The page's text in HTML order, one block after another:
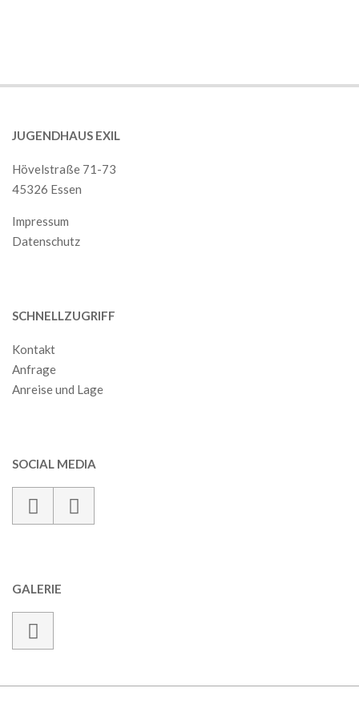
12-
JUGENDHAUS EXIL
Hövelstraße 71-73
45326 Essen
Impressum
Datenschutz
SCHNELLZUGRIFF
Kontakt
Anfrage
Anreise und Lage
SOCIAL MEDIA
GALERIE